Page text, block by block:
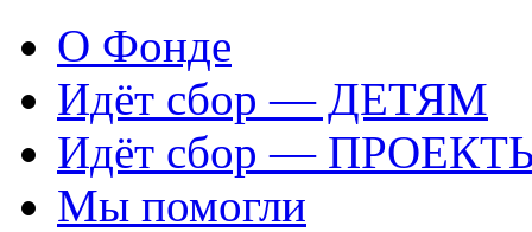
О Фонде
Идёт сбор — ДЕТЯМ
Идёт сбор —
Мы помогли